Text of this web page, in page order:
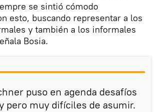
se sintió cómodo
esto, buscando representar a los
y también a los informales
Bosia.
puso en agenda desafíos
pero muy difíciles de asumir.